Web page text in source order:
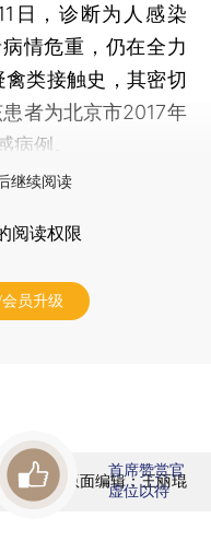
日，诊断为人感染
情危重，仍在全力
类接触史，其密切
者为北京市2017年
病例。
继续阅读
阅读权限
员升级
版面编辑：王丽琨
首席赞赏官
虚位以待